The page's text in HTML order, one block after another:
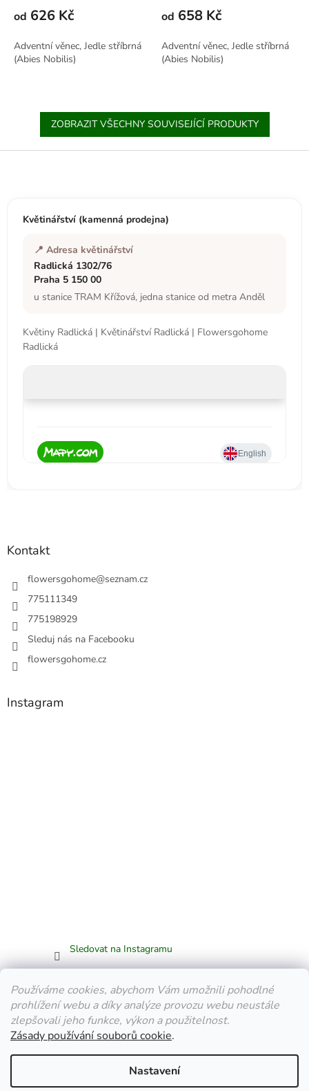
Používáme cookies, abychom Vám umožnili pohodlné
prohlížení webu a díky analýze provozu webu neustále
zlepšovali jeho funkce, výkon a použitelnost.
Zásady používání souborů cookie.
Nastavení
od 626 Kč
Adventní věnec, Jedle stříbrná
(Abies Nobilis)
od 658 Kč
Adventní věnec, Jedle stříbrná
(Abies Nobilis)
ZOBRAZIT VŠECHNY SOUVISEJÍCÍ PRODUKTY
Z
Květinářství (kamenná prodejna)
📍 Adresa květinářství
Radlická 1302/76
Praha 5 150 00
u stanice TRAM Křížová, jedna stanice od metra Anděl
Květiny Radlická | Květinářství Radlická | Flowersgohome
Radlická
Kontakt
flowersgohome@seznam.cz
775111349
775198929
Sleduj nás na Facebooku
flowersgohome.cz
Instagram
Sledovat na Instagramu
Facebook